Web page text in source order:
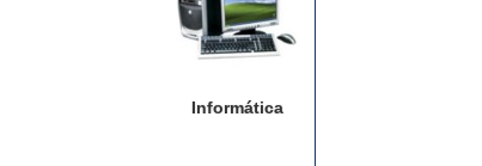
Informática